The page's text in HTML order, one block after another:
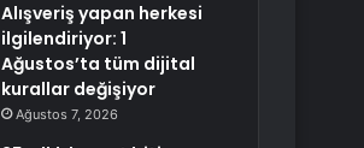
Alışveriş yapan herkesi
ilgilendiriyor: 1
Ağustos’ta tüm dijital
kurallar değişiyor
Ağustos 7, 2026